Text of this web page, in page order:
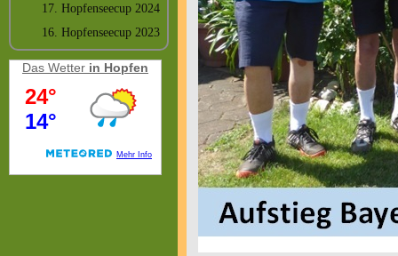
17. Hopfenseecup 2024
16. Hopfenseecup 2023
Das Wetter in Hopfen